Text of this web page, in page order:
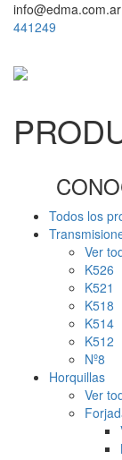
info@edma.com.ar
441249
Todos los
Ver
K526
K521
K518
K514
K512
Nº8
Horquillas
Ver